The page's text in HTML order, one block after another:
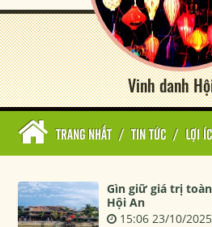
Vinh danh
TRANG NHẤT / TIN TỨC / LỢI
Gìn giữ giá trị
Hội An
15:06 23/10/2025